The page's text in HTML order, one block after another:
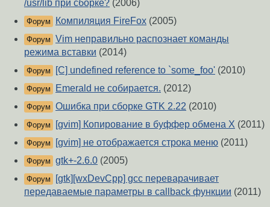
/usr/lib при сборке? (2006)
Форум Компиляция FireFox (2005)
Форум Vim неправильно распознает команды
режима вставки (2014)
Форум [C] undefined reference to `some_foo' (2010)
Форум Emerald не собирается. (2012)
Форум Ошибка при сборке GTK 2.22 (2010)
Форум [gvim] Копирование в буффер обмена X (2011)
Форум [gvim] не отображается строка меню (2011)
Форум gtk+-2.6.0 (2005)
Форум
[gtk][wxDevCpp] gcc переварачивает
передаваемые параметры в callback функции (2011)